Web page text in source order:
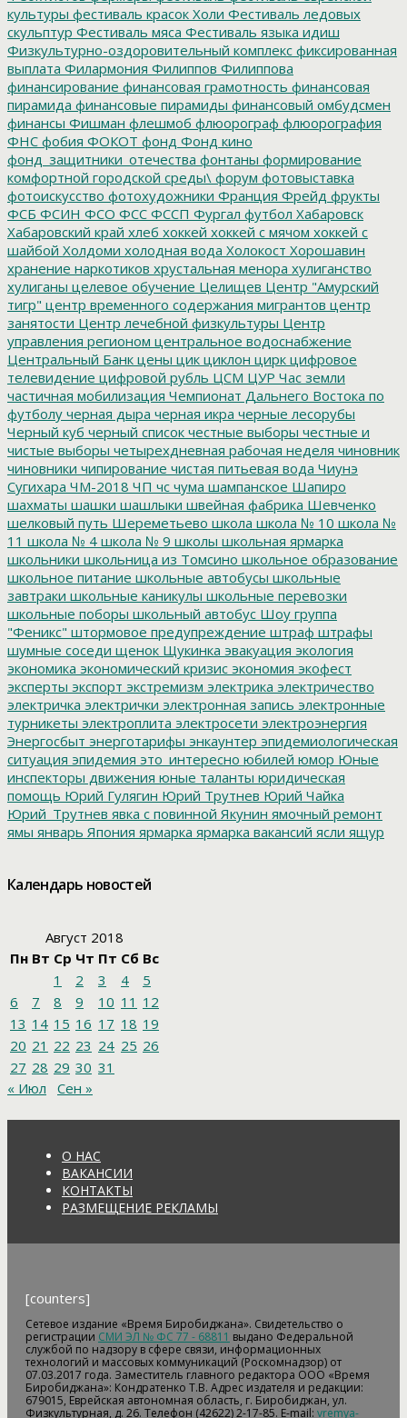
культуры фестиваль красок Холи Фестиваль ледовых
скульптур Фестиваль мяса Фестиваль языка идиш
Физкультурно-оздоровительный комплекс фиксированная
выплата Филармония Филиппов Филиппова
финансирование финансовая грамотность финансовая
пирамида финансовые пирамиды финансовый омбудсмен
финансы Фишман флешмоб флюорограф флюорография
ФНС фобия ФОКОТ фонд Фонд кино
фонд_защитники_отечества фонтаны формирование
комфортной городской среды\ форум фотовыставка
фотоискусство фотохудожники Франция Фрейд фрукты
ФСБ ФСИН ФСО ФСС ФССП Фургал футбол Хабаровск
Хабаровский край хлеб хоккей хоккей с мячом хоккей с
шайбой Холдоми холодная вода Холокост Хорошавин
хранение наркотиков хрустальная менора хулиганство
хулиганы целевое обучение Целищев Центр "Амурский
тигр" центр временного содержания мигрантов центр
занятости Центр лечебной физкультуры Центр
управления регионом центральное водоснабжение
Центральный Банк цены цик циклон цирк цифровое
телевидение цифровой рубль ЦСМ ЦУР Час земли
частичная мобилизация Чемпионат Дальнего Востока по
футболу черная дыра черная икра черные лесорубы
Черный куб черный список честные выборы честные и
чистые выборы четырехдневная рабочая неделя чиновник
чиновники чипирование чистая питьевая вода Чиунэ
Сугихара ЧМ-2018 ЧП чс чума шампанское Шапиро
шахматы шашки шашлыки швейная фабрика Шевченко
шелковый путь Шереметьево школа школа № 10 школа №
11 школа № 4 школа № 9 школы школьная ярмарка
школьники школьница из Томсино школьное образование
школьное питание школьные автобусы школьные
завтраки школьные каникулы школьные перевозки
школьные поборы школьный автобус Шоу группа
"Феникс" штормовое предупреждение штраф штрафы
шумные соседи щенок Щукинка эвакуация экология
экономика экономический кризис экономия экофест
эксперты экспорт экстремизм электрика электричество
электричка электрички электронная запись электронные
турникеты электроплита электросети электроэнергия
Энергосбыт энерготарифы энкаунтер эпидемиологическая
ситуация эпидемия это_интересно юбилей юмор Юные
инспекторы движения юные таланты юридическая
помощь Юрий Гулягин Юрий Трутнев Юрий Чайка
Юрий_Трутнев явка с повинной Якунин ямочный ремонт
ямы январь Япония ярмарка ярмарка вакансий ясли ящур
Календарь новостей
Август 2018
Пн Вт Ср Чт Пт Сб Вс
1
2 3 4
5
6
7 8 9 10 11 12
13 14 15 16 17 18 19
20 21 22 23 24 25 26
27 28 29 30 31
« Июл
Сен »
О НАС
ВАКАНСИИ
КОНТАКТЫ
РАЗМЕЩЕНИЕ РЕКЛАМЫ
[counters]
Сетевое издание «Время Биробиджана». Свидетельство о
регистрации СМИ ЭЛ № ФС 77 - 68811 выдано Федеральной
службой по надзору в сфере связи, информационных
технологий и массовых коммуникаций (Роскомнадзор) от
07.03.2017 года. Заместитель главного редактора ООО «Время
Биробиджана»: Кондратенко Т.В. Адрес издателя и редакции:
679015, Еврейская автономная область, г. Биробиджан, ул.
Физкультурная, д. 26. Телефон (42622) 2-17-85. E-mail: vremya-